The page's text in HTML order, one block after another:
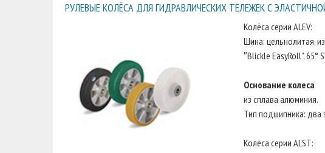
РУЛЕВЫЕ КОЛЁСА ДЛЯ ГИДРАВЛИЧЕСКИХ ТЕЛЕЖЕК С
Колёса серии ALEV:
Шина: цельнолитая,
″Blickle EasyRoll”, 65°
Основание колеса
из сплава алюминия.
Тип подшипника: два
Колёса серии ALST: